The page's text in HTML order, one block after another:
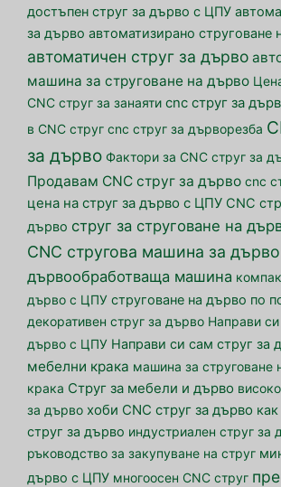
достъпен струг за дърво с ЦПУ
за дърво автоматизирано струговане
автоматичен струг за дърво
машина за струговане на дърво
CNC струг за занаяти cnc струг за
в CNC струг cnc струг за дърворезба
за дърво Фактори за CNC струг за
Продавам CNC струг за дърво cnc
цена на струг за дърво с ЦПУ CNC
дърво струг за струговане на
CNC стругова машина за дърво
дървообработваща машина
дърво с ЦПУ струговане на дърво по
декоративен струг за дърво Направи
дърво с ЦПУ Направи си сам струг за
мебелни крака машина за струговане
крака Струг за мебели и дърво
за дърво хоби CNC струг за дърво
струг за дърво индустриален струг за
ръководство за закупуване на струг
дърво с ЦПУ многоосен CNC струг